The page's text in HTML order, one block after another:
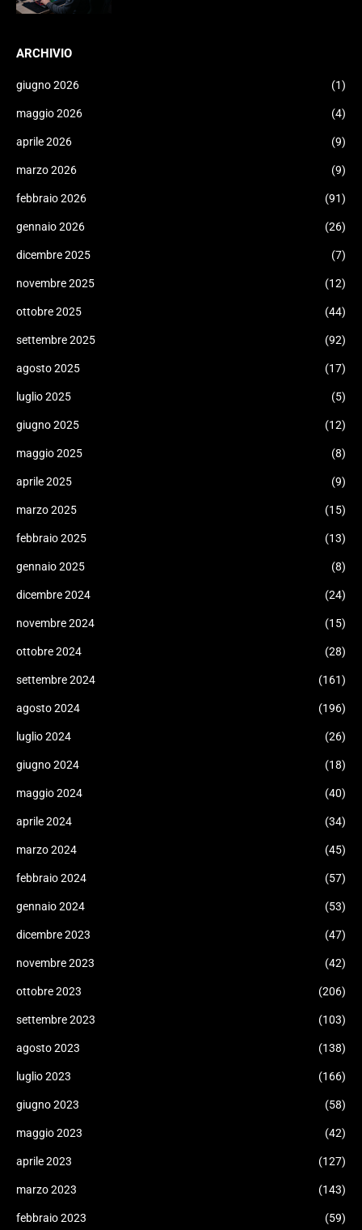
ARCHIVIO
giugno 2026 (1)
maggio 2026 (4)
aprile 2026 (9)
marzo 2026 (9)
febbraio 2026 (91)
gennaio 2026 (26)
dicembre 2025 (7)
novembre 2025 (12)
ottobre 2025 (44)
settembre 2025 (92)
agosto 2025 (17)
luglio 2025 (5)
giugno 2025 (12)
maggio 2025 (8)
aprile 2025 (9)
marzo 2025 (15)
febbraio 2025 (13)
gennaio 2025 (8)
dicembre 2024 (24)
novembre 2024 (15)
ottobre 2024 (28)
settembre 2024 (161)
agosto 2024 (196)
luglio 2024 (26)
giugno 2024 (18)
maggio 2024 (40)
aprile 2024 (34)
marzo 2024 (45)
febbraio 2024 (57)
gennaio 2024 (53)
dicembre 2023 (47)
novembre 2023 (42)
ottobre 2023 (206)
settembre 2023 (103)
agosto 2023 (138)
luglio 2023 (166)
giugno 2023 (58)
maggio 2023 (42)
aprile 2023 (127)
marzo 2023 (143)
febbraio 2023 (59)